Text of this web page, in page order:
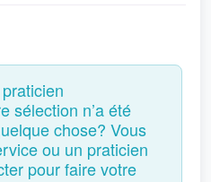
sélection n’a été
chose? Vous
ou un praticien
pour faire votre